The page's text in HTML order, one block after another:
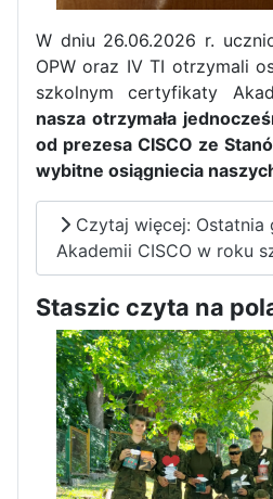
W dniu 26.06.2026 r.
OPW oraz IV TI otrzymali
szkolnym certyfikaty
nasza otrzymała
od prezesa CISCO ze
wybitne osiągniecia
Czytaj więcej:
Akademii CISCO w roku
Staszic czyta na